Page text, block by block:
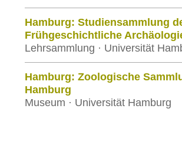
Hamburg: Studiensammlung
Frühgeschichtliche
Lehrsammlung · Universität
Hamburg: Zoologische
Hamburg
Museum · Universität Hamburg